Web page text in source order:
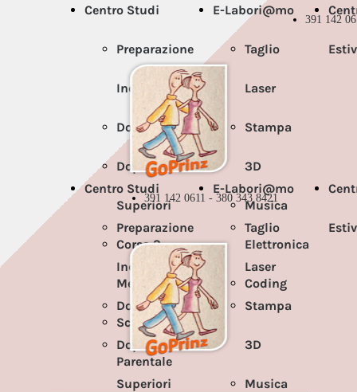
391 142
Centro Studi
Preparazione
Individuale
Doposcuola
Doposcuola
Superiori
Corso 3
Media
Scuola
Parentale
E-Labori@mo
Taglio
Laser
Stampa
3D
Musica
Elettronica
Coding
391 142 0611 - 380 343 8421
Centro Studi
Preparazione
Individuale
Doposcuola
Doposcuola
Superiori
E-Labori@mo
Taglio
Laser
Stampa
3D
Musica